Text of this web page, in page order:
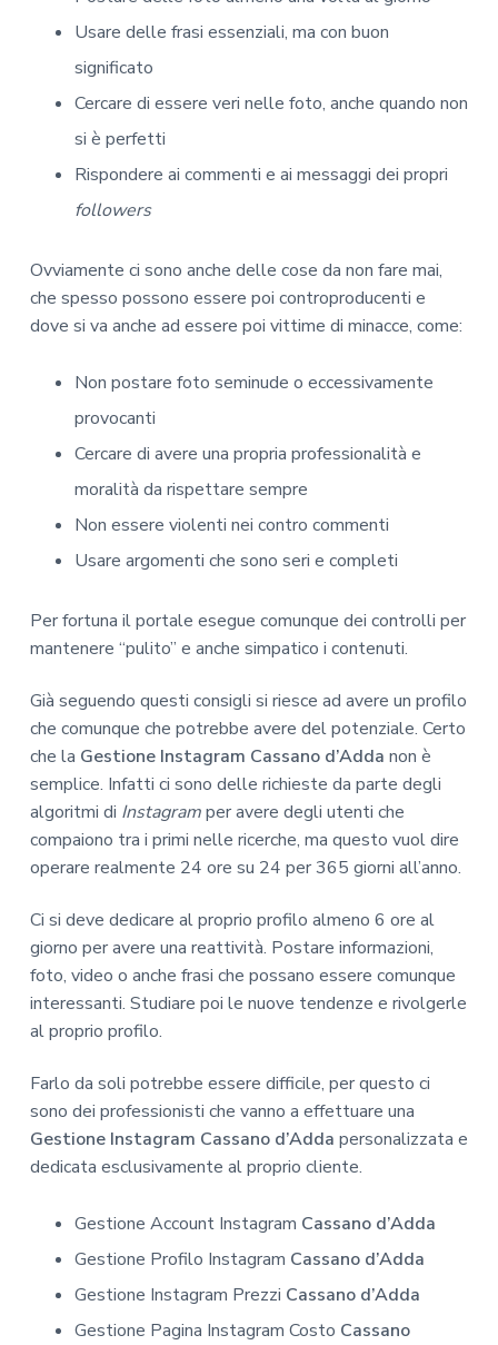
Usare delle frasi essenziali, ma con buon
significato
Cercare di essere veri nelle foto, anche quando non
si è perfetti
Rispondere ai commenti e ai messaggi dei propri
followers
Ovviamente ci sono anche delle cose da non fare mai,
che spesso possono essere poi controproducenti e
dove si va anche ad essere poi vittime di minacce, come:
Non postare foto seminude o eccessivamente
provocanti
Cercare di avere una propria professionalità e
moralità da rispettare sempre
Non essere violenti nei contro commenti
Usare argomenti che sono seri e completi
Per fortuna il portale esegue comunque dei controlli per
mantenere “pulito” e anche simpatico i contenuti.
Già seguendo questi consigli si riesce ad avere un profilo
che comunque che potrebbe avere del potenziale. Certo
che la Gestione Instagram Cassano d’Adda non è
semplice. Infatti ci sono delle richieste da parte degli
algoritmi di Instagramper avere degli utenti che
compaiono tra i primi nelle ricerche, ma questo vuol dire
operare realmente 24 ore su 24 per 365 giorni all’anno.
Ci si deve dedicare al proprio profilo almeno 6 ore al
giorno per avere una reattività. Postare informazioni,
foto, video o anche frasi che possano essere comunque
interessanti. Studiare poi le nuove tendenze e rivolgerle
al proprio profilo.
Farlo da soli potrebbe essere difficile, per questo ci
sono dei professionisti che vanno a effettuare una
Gestione Instagram Cassano d’Adda personalizzata e
dedicata esclusivamente al proprio cliente.
Gestione Account Instagram Cassano d’Adda
Gestione Profilo Instagram Cassano d’Adda
Gestione Instagram Prezzi Cassano d’Adda
Gestione Pagina Instagram Costo Cassano